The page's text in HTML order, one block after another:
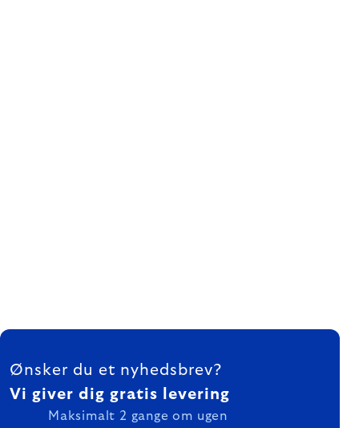
FOOTER
Ønsker du et nyhedsbrev?
Vi giver dig gratis levering
Maksimalt 2 gange om ugen